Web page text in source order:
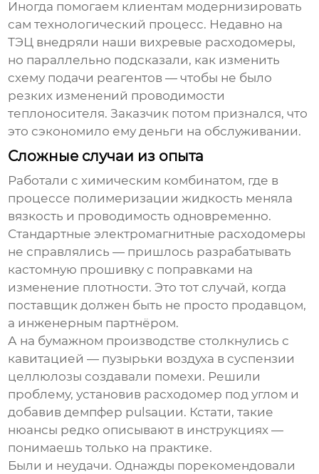
Иногда помогаем клиентам модернизировать
сам технологический процесс. Недавно на
ТЭЦ внедряли наши вихревые расходомеры,
но параллельно подсказали, как изменить
схему подачи реагентов — чтобы не было
резких изменений проводимости
теплоносителя. Заказчик потом признался, что
это сэкономило ему деньги на обслуживании.
Сложные случаи из опыта
Работали с химическим комбинатом, где в
процессе полимеризации жидкость меняла
вязкость и проводимость одновременно.
Стандартные электромагнитные расходомеры
не справлялись — пришлось разрабатывать
кастомную прошивку с поправками на
изменение плотности. Это тот случай, когда
поставщик должен быть не просто продавцом,
а инженерным партнёром.
А на бумажном производстве столкнулись с
кавитацией — пузырьки воздуха в суспензии
целлюлозы создавали помехи. Решили
проблему, установив расходомер под углом и
добавив демпфер pulsации. Кстати, такие
нюансы редко описывают в инструкциях —
понимаешь только на практике.
Были и неудачи. Однажды порекомендовали